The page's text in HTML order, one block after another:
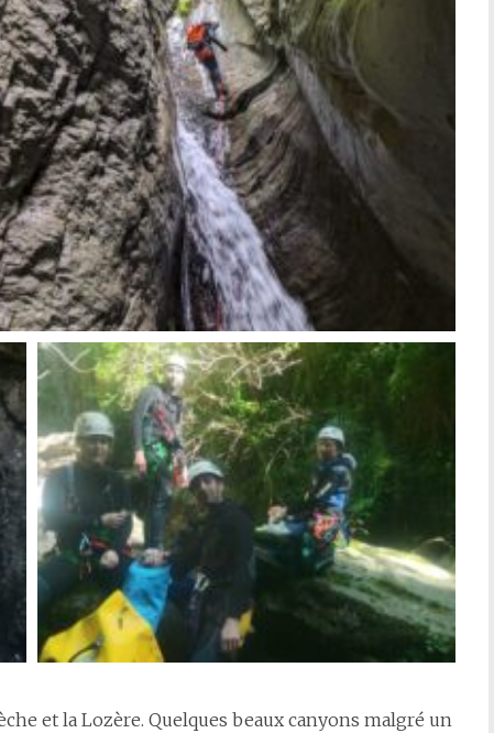
et la Lozère. Quelques beaux canyons malgré un